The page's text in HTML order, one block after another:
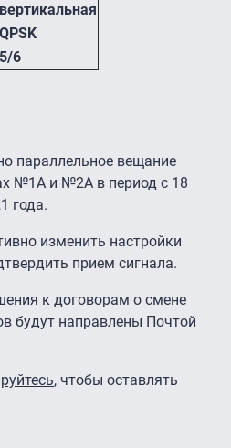
вертикальная
QPSK
5/6
параллельное вещание
№1А и №2А в период с 18
года.
изменить настройки
прием сигнала.
к договорам о смене
будут направлены Почтой
, чтобы оставлять